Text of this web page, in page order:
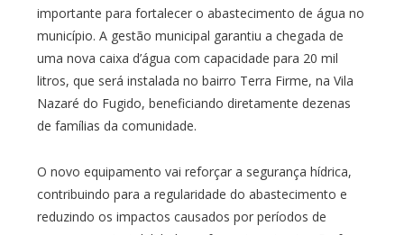
importante para fortalecer o abastecimento de água no
município. A gestão municipal garantiu a chegada de
uma nova caixa d’água com capacidade para 20 mil
litros, que será instalada no bairro Terra Firme, na Vila
Nazaré do Fugido, beneficiando diretamente dezenas
de famílias da comunidade.
O novo equipamento vai reforçar a segurança hídrica,
contribuindo para a regularidade do abastecimento e
reduzindo os impactos causados por períodos de